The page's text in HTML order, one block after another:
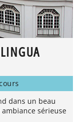
dans un beau
sérieuse